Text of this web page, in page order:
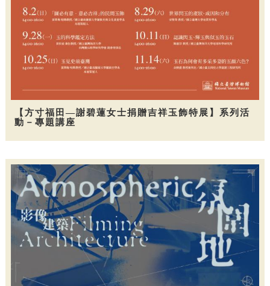
【方寸福田—謝碧蓮女士捐贈吉祥玉飾特展】系列活
動－專題講座